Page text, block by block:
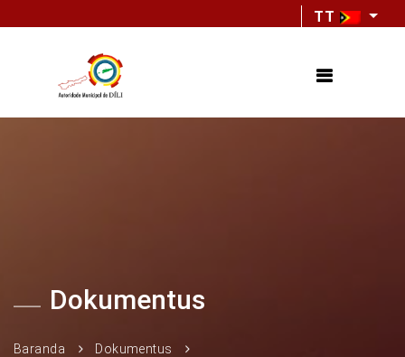
TT
Dokumentus
Baranda
Dokumentus